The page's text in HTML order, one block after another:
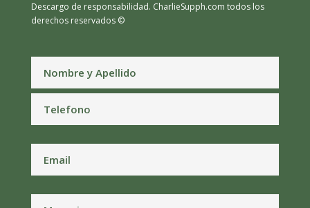
Descargo de responsabilidad. CharlieSupph.com todos los
derechos reservados ©